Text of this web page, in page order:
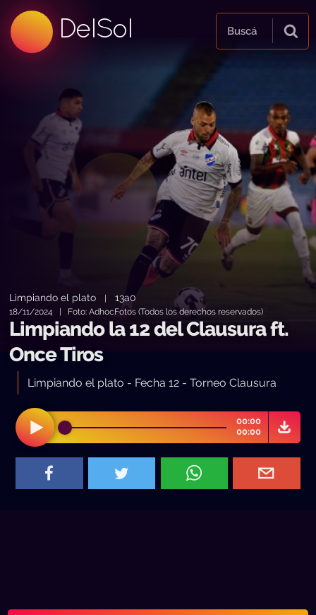
DelSol
99.5 FM
Buscá
Limpiando el plato |13a0
18/11/2024 | Foto: AdhocFotos (Todos los derechos reservados)
Limpiando la 12 del Clausura ft.
Once Tiros
Limpiando el plato - Fecha 12 - Torneo Clausura
00:00
00:00